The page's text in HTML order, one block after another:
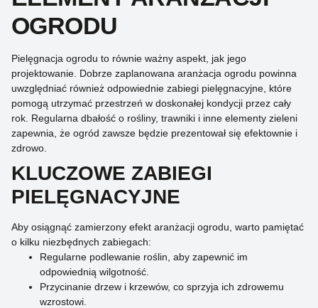
OGRODU
Pielęgnacja ogrodu to równie ważny aspekt, jak jego
projektowanie. Dobrze zaplanowana aranżacja ogrodu powinna
uwzględniać również odpowiednie zabiegi pielęgnacyjne, które
pomogą utrzymać przestrzeń w doskonałej kondycji przez cały
rok. Regularna dbałość o rośliny, trawniki i inne elementy zieleni
zapewnia, że ogród zawsze będzie prezentował się efektownie i
zdrowo.
KLUCZOWE ZABIEGI
PIELĘGNACYJNE
Aby osiągnąć zamierzony efekt aranżacji ogrodu, warto pamiętać
o kilku niezbędnych zabiegach:
Regularne podlewanie roślin, aby zapewnić im
odpowiednią wilgotność.
Przycinanie drzew i krzewów, co sprzyja ich zdrowemu
wzrostowi.